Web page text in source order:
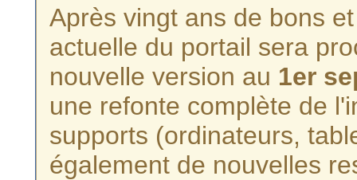
Après vingt ans de bons
actuelle du portail sera
nouvelle version au 1er
une refonte complète de
supports (ordinateurs,
également de nouvelles